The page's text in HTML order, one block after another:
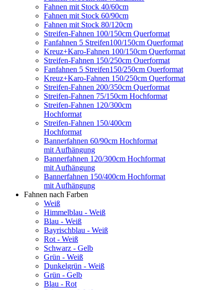
Fahnen mit Stock 40/60cm
Fahnen mit Stock 60/90cm
Fahnen mit Stock 80/120cm
Streifen-Fahnen 100/150cm Querformat
Fanfahnen 5 Streifen100/150cm Querformat
Kreuz+Karo-Fahnen 100/150cm Querformat
Streifen-Fahnen 150/250cm Ouerformat
Fanfahnen 5 Streifen150/250cm Ouerformat
Kreuz+Karo-Fahnen 150/250cm Querformat
Streifen-Fahnen 200/350cm Querformat
Streifen-Fahnen 75/150cm Hochformat
Streifen-Fahnen 120/300cm
Hochformat
Streifen-Fahnen 150/400cm
Hochformat
Bannerfahnen 60/90cm Hochformat
mit Aufhängung
Bannerfahnen 120/300cm Hochformat
mit Aufhängung
Bannerfahnen 150/400cm Hochformat
mit Aufhängung
Fahnen nach Farben
Weiß
Himmelblau - Weiß
Blau - Weiß
Bayrischblau - Weiß
Rot - Weiß
Schwarz - Gelb
Grün - Weiß
Dunkelgrün - Weiß
Grün - Gelb
Blau - Rot